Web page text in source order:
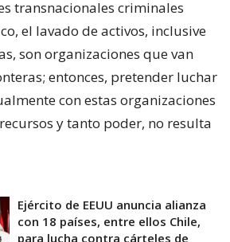
transnacionales criminales
el lavado de activos, inclusive
son organizaciones que van
entonces, pretender luchar
con estas organizaciones
y tanto poder, no resulta
Ejército de EEUU anuncia alianza
con 18 países, entre ellos Chile,
para lucha contra cárteles de